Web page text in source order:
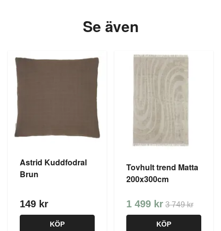
Se även
Astrid Kuddfodral
Brun
149 kr
KÖP
Tovhult trend Matta
200x300cm
1 499 kr 3 749 kr
KÖP